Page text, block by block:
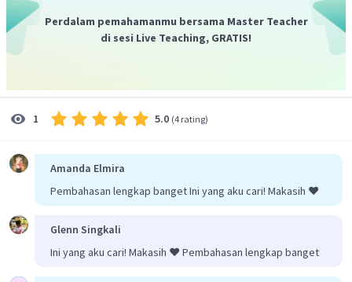
Perdalam pemahamanmu bersama Master Teacher
di sesi Live Teaching, GRATIS!
1 5.0 (4 rating)
Amanda Elmira
Pembahasan lengkap banget Ini yang aku cari! Makasih ❤️
Glenn Singkali
Ini yang aku cari! Makasih ❤️ Pembahasan lengkap banget